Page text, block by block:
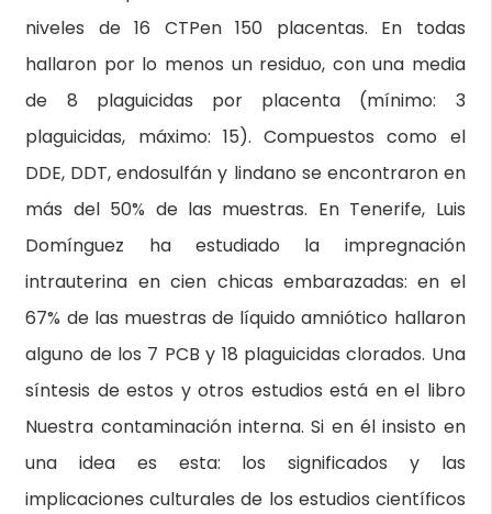
niveles de 16 CTPen 150 placentas. En todas
hallaron por lo menos un residuo, con una media
de 8 plaguicidas por placenta (mínimo: 3
plaguicidas, máximo: 15). Compuestos como el
DDE, DDT, endosulfán y lindano se encontraron en
más del 50% de las muestras. En Tenerife, Luis
Domínguez ha estudiado la impregnación
intrauterina en cien chicas embarazadas: en el
67% de las muestras de líquido amniótico hallaron
alguno de los 7 PCB y 18 plaguicidas clorados. Una
síntesis de estos y otros estudios está en el libro
Nuestra contaminación interna. Si en él insisto en
una idea es esta: los significados y las
implicaciones culturales de los estudios científicos